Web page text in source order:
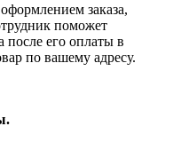
заказа,
поможет
после его оплаты в
по вашему адресу.